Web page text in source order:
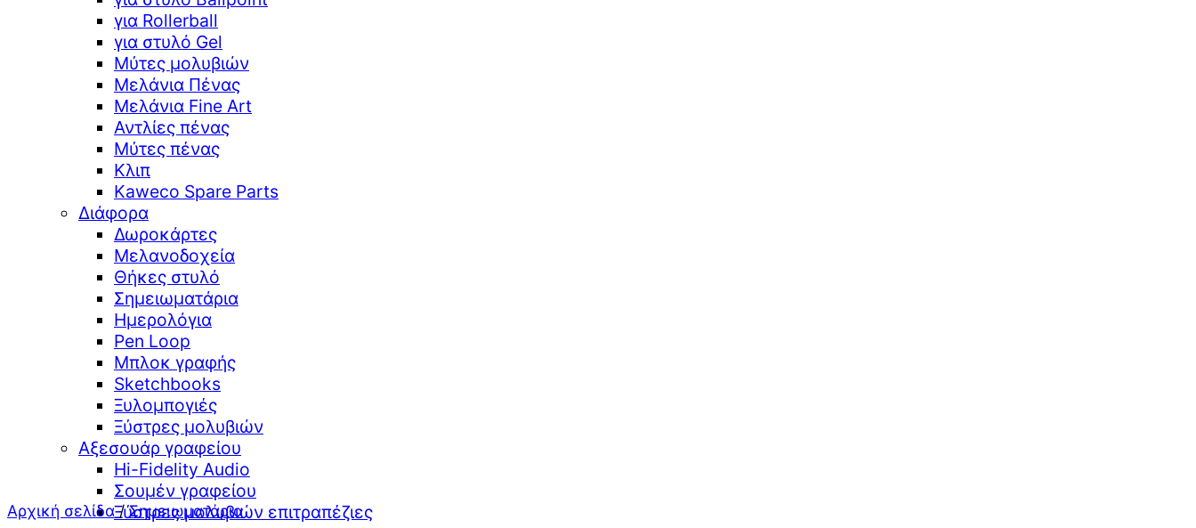
για Rollerball
για στυλό Gel
Μύτες μολυβιών
Μελάνια Πένας
Μελάνια Fine Art
Αντλίες πένας
Μύτες πένας
Κλιπ
Kaweco Spare Parts
Διάφορα
Δωροκάρτες
Μελανοδοχεία
Θήκες στυλό
Σημειωματάρια
Ημερολόγια
Pen Loop
Μπλοκ γραφής
Sketchbooks
Ξυλομπογιές
Ξύστρες μολυβιών
Αξεσουάρ γραφείου
Hi-Fidelity Audio
Σουμέν γραφείου
Ξύστρες μολυβιών επιτραπέζιες
Αρχική σελίδα / Σημειωματάρια